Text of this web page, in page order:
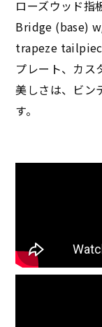
ローズウッド
Bridge (base)
trapeze
プレート、カス
美しさは、ビン
す。